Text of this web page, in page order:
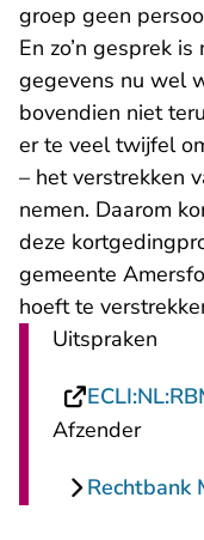
groep geen
En zo’n gesprek
gegevens nu wel
bovendien niet
er te veel twijfel
– het verstrekken
nemen. Daarom
deze
gemeente
hoeft te
Uitspraken
Afzender
Rechtbank